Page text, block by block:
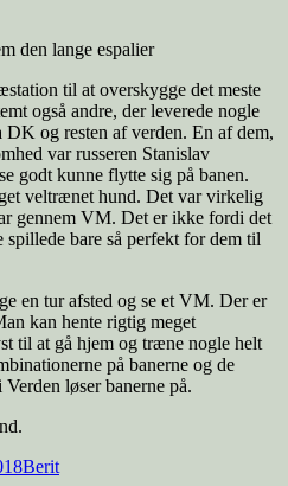
den lange espalier
til at overskygge det meste
også andre, der leverede nogle
og resten af verden. En af dem,
var russeren Stanislav
godt kunne flytte sig på banen.
veltrænet hund. Det var virkelig
gennem VM. Det er ikke fordi det
bare så perfekt for dem til
en tur afsted og se et VM. Der er
kan hente rigtig meget
til at gå hjem og træne nogle helt
på banerne og de
løser banerne på.
Forfatter
Berit